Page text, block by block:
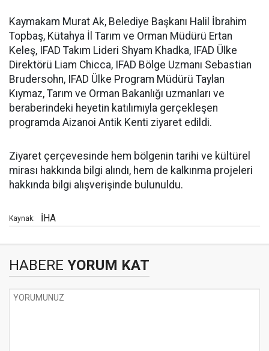
Kaymakam Murat Ak, Belediye Başkanı Halil İbrahim
Topbaş, Kütahya İl Tarım ve Orman Müdürü Ertan
Keleş, IFAD Takım Lideri Shyam Khadka, IFAD Ülke
Direktörü Liam Chicca, IFAD Bölge Uzmanı Sebastian
Brudersohn, IFAD Ülke Program Müdürü Taylan
Kıymaz, Tarım ve Orman Bakanlığı uzmanları ve
beraberindeki heyetin katılımıyla gerçekleşen
programda Aizanoi Antik Kenti ziyaret edildi.
Ziyaret çerçevesinde hem bölgenin tarihi ve kültürel
mirası hakkında bilgi alındı, hem de kalkınma projeleri
hakkında bilgi alışverişinde bulunuldu.
Kaynak: İHA
HABERE YORUM KAT